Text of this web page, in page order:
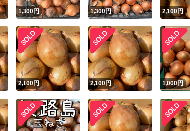
1,300円 1,300円 2,100円
2,100円 2,100円 1,000円